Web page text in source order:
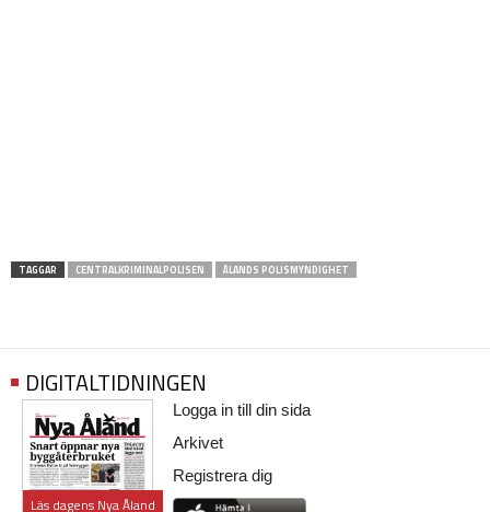
TAGGAR CENTRALKRIMINALPOLISEN ÅLANDS POLISMYNDIGHET
DIGITALTIDNINGEN
Läs dagens Nya Åland
Logga in till din sida
Arkivet
Registrera dig